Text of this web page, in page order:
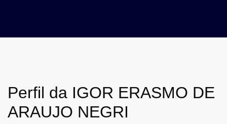
Perfil da IGOR ERASMO DE
ARAUJO NEGRI